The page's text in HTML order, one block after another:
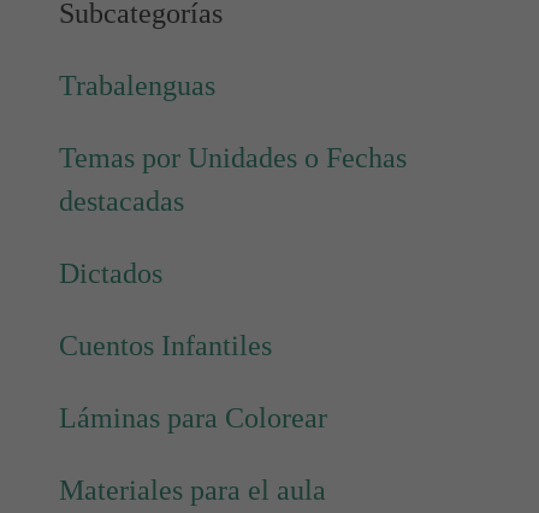
Subcategorías
Trabalenguas
Temas por Unidades o Fechas
destacadas
Dictados
Cuentos Infantiles
Láminas para Colorear
Materiales para el aula